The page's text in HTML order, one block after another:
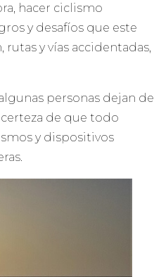
hacer ciclismo
y desafíos que este
y vías accidentadas,
personas dejan de
de que todo
y dispositivos